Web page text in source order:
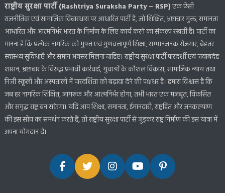
राष्ट्रीय सुरक्षा पार्टी (Rashtriya Suraksha Party – RSP)एक ऐसी
राजनीतिक एवं सामाजिक विचारधारा पर आधारित पार्टी है, जो शिक्षित, भ्रष्टाचार मुक्त, समानता
आधारित और आत्मनिर्भर भारत के निर्माण के लिए कार्य करने का संकल्प रखती है। पार्टी का
मानना है कि प्रत्येक नागरिक को मुफ्त एवं गुणवत्तापूर्ण शिक्षा, सम्मानजनक रोजगार, बेहतर
स्वास्थ्य सुविधाएँ और समान अवसर मिलना चाहिए। राष्ट्रीय सुरक्षा पार्टी पारदर्शी एवं जवाबदेह
शासन, भ्रष्टाचार के विरुद्ध प्रभावी कार्रवाई, युवाओं के कौशल विकास, सामाजिक न्याय तथा
निजी स्कूलों और अस्पतालों में पारदर्शिता को बढ़ावा देने की पक्षधर है। हमारा विश्वास है कि
जब हर नागरिक शिक्षित, जागरूक और आत्मनिर्भर होगा, तभी भारत एक मजबूत, विकसित
और समृद्ध राष्ट्र बन सकेगा। यदि आप शिक्षा, समानता, ईमानदारी, राष्ट्रहित और जनकल्याण
की इस सोच का समर्थन करते हैं, तो राष्ट्रीय सुरक्षा पार्टी से जुड़कर राष्ट्र निर्माण की इस यात्रा में
अपना योगदान दें।